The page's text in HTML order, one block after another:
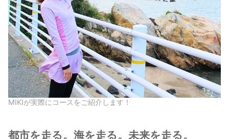
MIKIが実際にコースをご紹介します！
都市を走る。海を走る。未来を走る。